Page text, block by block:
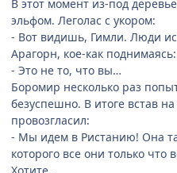
В этот момент из-под
эльфом. Леголас с укором:
- Вот видишь, Гимли. Люди
Арагорн, кое-как поднимаясь:
- Это не то, что вы…
Боромир несколько раз
безуспешно. В итоге встав
провозгласил:
- Мы идем в Ристанию! Она
которого все они только